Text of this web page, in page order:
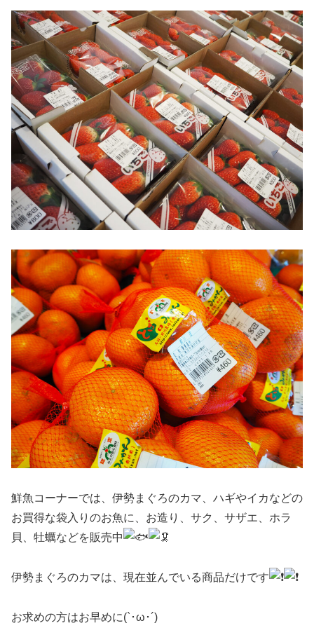
鮮魚コーナーでは、伊勢まぐろのカマ、ハギやイカなどの
お買得な袋入りのお魚に、お造り、サク、サザエ、ホラ
貝、牡蠣などを販売中
伊勢まぐろのカマは、現在並んでいる商品だけです
お求めの方はお早めに(`･ω･´)